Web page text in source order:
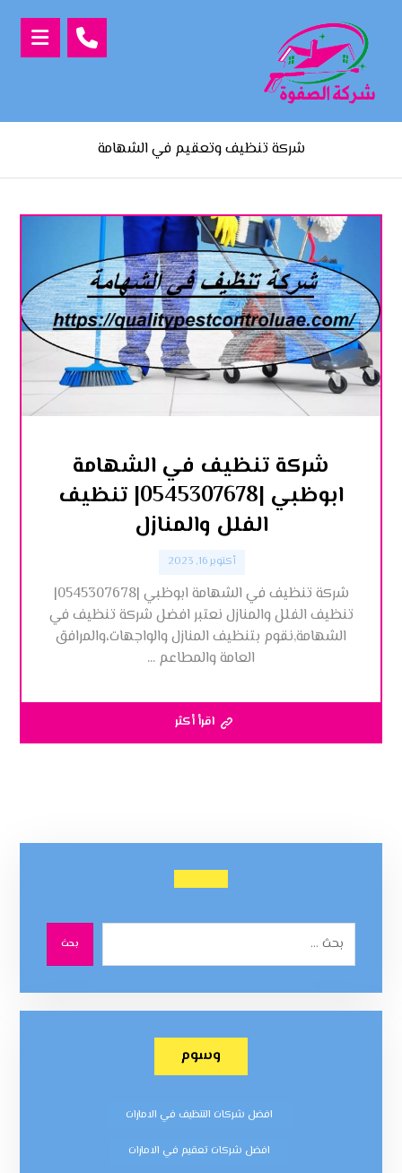
شركة تنظيف وتعقيم في الشهامة
شركة تنظيف في الشهامة
ابوظبي |0545307678| تنظيف
الفلل والمنازل
أكتوبر 16, 2023
شركة تنظيف في الشهامة ابوظبي |0545307678|
تنظيف الفلل والمنازل نعتبر افضل شركة تنظيف في
الشهامة,نقوم بتنظيف المنازل والواجهات،والمرافق
العامة والمطاعم ...
اقرأ أكثر
بحث
وسوم
افضل شركات التنظيف في الامارات
افضل شركات تعقيم في الامارات